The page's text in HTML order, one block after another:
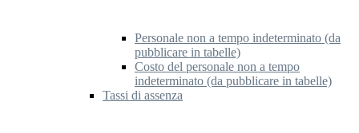
Personale non a tempo indeterminato (da
pubblicare in tabelle)
Costo del personale non a tempo
indeterminato (da pubblicare in tabelle)
Tassi di assenza